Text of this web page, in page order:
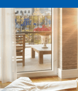
PT(€)